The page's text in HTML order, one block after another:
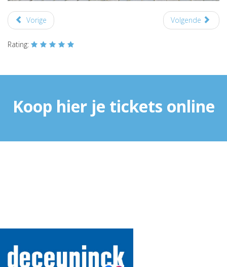
Vorige Volgende
Rating:
Koop hier je tickets online